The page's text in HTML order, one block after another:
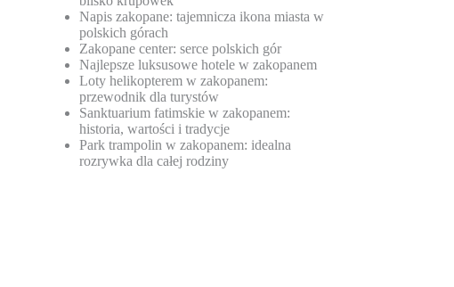
Napis zakopane: tajemnicza ikona miasta w
polskich górach
Zakopane center: serce polskich gór
Najlepsze luksusowe hotele w zakopanem
Loty helikopterem w zakopanem:
przewodnik dla turystów
Sanktuarium fatimskie w zakopanem:
historia, wartości i tradycje
Park trampolin w zakopanem: idealna
rozrywka dla całej rodziny